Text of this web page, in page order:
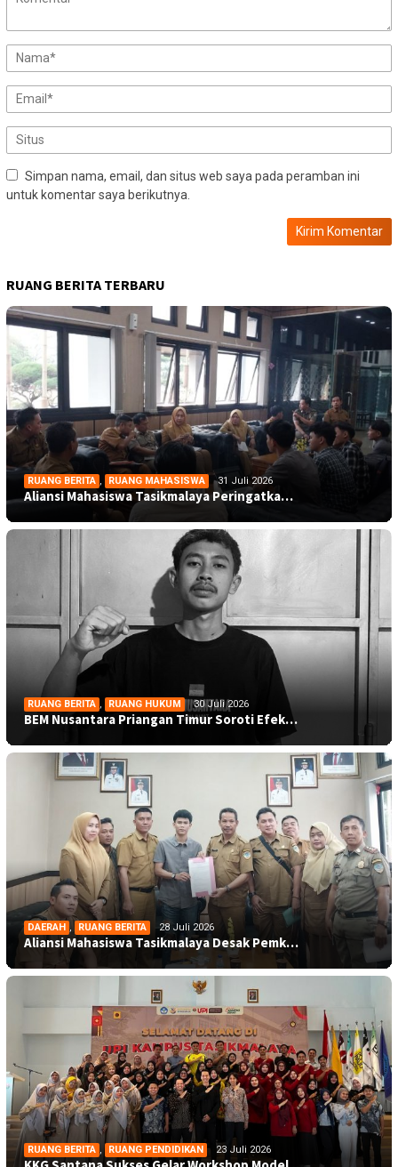
Simpan nama, email, dan situs web saya pada peramban ini
untuk komentar saya berikutnya.
RUANG BERITA TERBARU
RUANG BERITA , RUANG MAHASISWA 31 Juli 2026
Aliansi Mahasiswa Tasikmalaya Peringatka…
RUANG BERITA , RUANG HUKUM 30 Juli 2026
BEM Nusantara Priangan Timur Soroti Efek…
DAERAH , RUANG BERITA 28 Juli 2026
Aliansi Mahasiswa Tasikmalaya Desak Pemk…
RUANG BERITA , RUANG PENDIDIKAN 23 Juli 2026